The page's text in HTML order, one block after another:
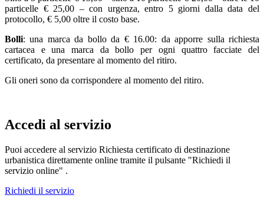
particelle € 25,00 – con urgenza, entro 5 giorni dalla data del
protocollo, € 5,00 oltre il costo base.
Bolli: una marca da bollo da € 16.00: da apporre sulla richiesta
cartacea e una marca da bollo per ogni quattro facciate del
certificato, da presentare al momento del ritiro.
Gli oneri sono da corrispondere al momento del ritiro.
Accedi al servizio
Puoi accedere al servizio Richiesta certificato di destinazione
urbanistica direttamente online tramite il pulsante "Richiedi il
servizio online" .
Richiedi il servizio